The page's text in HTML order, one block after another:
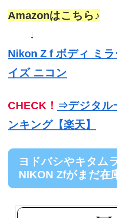
Amazonはこちら♪
↓
Nikon Z f ボディ ミ
イズ ニコン
CHECK！ ⇒デジタル
ンキング【楽天】
ヨドバシやキタム
NIKON Zfがまだ在